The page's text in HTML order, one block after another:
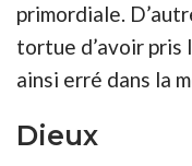
primordiale.
tortue d’avoir pris
ainsi erré dans la
Dieux